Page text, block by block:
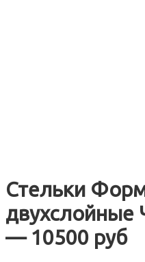
Стельки
двухслойные
— 10500 руб